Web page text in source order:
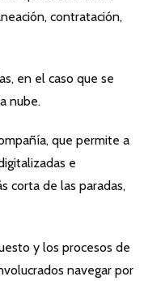
contratación,
en el caso que se
nube.
que permite a
e
corta de las paradas,
y los procesos de
navegar por